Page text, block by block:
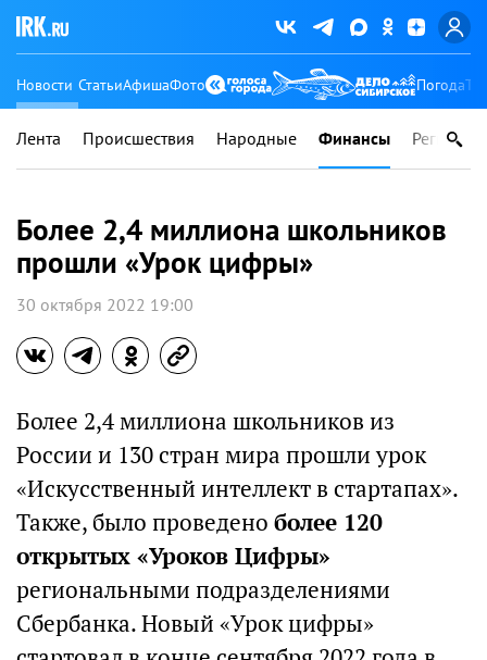
Новости СтатьиАфишаФото Погода
Лента Происшествия Народные Финансы Регионы
Более 2,4 миллиона школьников
прошли «Урок цифры»
30 октября 2022 19:00
Более 2,4 миллиона школьников из
России и 130 стран мира прошли урок
«Искусственный интеллект в стартапах».
Также, было проведено более 120
открытых «Уроков Цифры»
региональными подразделениями
Сбербанка. Новый «Урок цифры»